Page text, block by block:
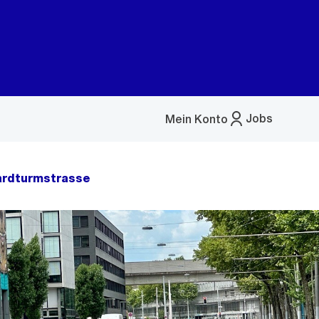
Jobs
Mein Konto
Menü